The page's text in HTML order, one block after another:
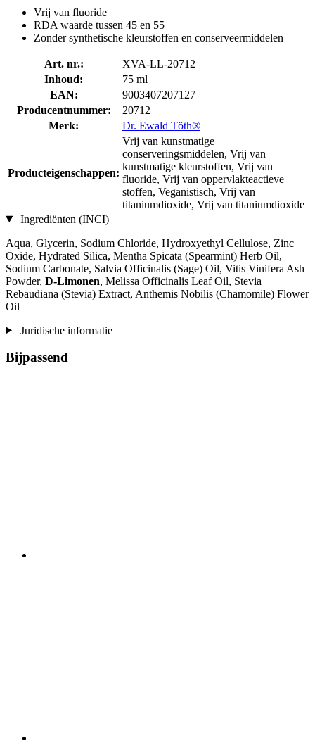
Vrij van fluoride
RDA waarde tussen 45 en 55
Zonder synthetische kleurstoffen en conserveermiddelen
Art. nr.:
XVA-LL-20712
Inhoud:
75 ml
EAN:
9003407207127
Producentnummer:
20712
Merk:
Dr. Ewald Töth®
Producteigenschappen:
Vrij van kunstmatige
conserveringsmiddelen, Vrij van
kunstmatige kleurstoffen, Vrij van
fluoride, Vrij van oppervlakteactieve
stoffen, Veganistisch, Vrij van
titaniumdioxide, Vrij van titaniumdioxide
Ingrediënten (INCI)
Aqua, Glycerin, Sodium Chloride, Hydroxyethyl Cellulose, Zinc
Oxide, Hydrated Silica, Mentha Spicata (Spearmint) Herb Oil,
Sodium Carbonate, Salvia Officinalis (Sage) Oil, Vitis Vinifera Ash
Powder, D-Limonen, Melissa Officinalis Leaf Oil, Stevia
Rebaudiana (Stevia) Extract, Anthemis Nobilis (Chamomile) Flower
Oil
Juridische informatie
Bijpassend